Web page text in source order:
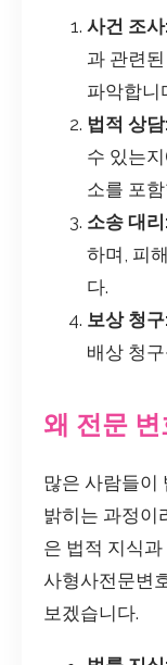
사건 조
과 관련
파악합니
법적 상
수 있는
소를 포
소송 대
하며, 피
다.
보상 청
배상 청
왜 전문
많은 사람들이
밝히는 과정이
은 법적 지식
사형사전문변
보겠습니다.